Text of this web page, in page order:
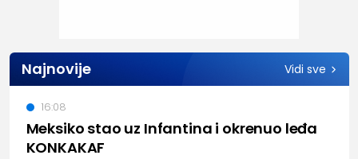
Najnovije Vidi sve
Meksiko stao uz Infantina i okrenuo leđa
KONKAKAF
16:08